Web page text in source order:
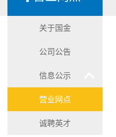
关于国金
公司公告
信息公示
营业网点
诚聘英才